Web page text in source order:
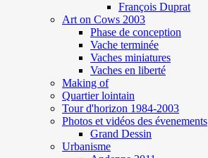
François Duprat
Art on Cows 2003
Phase de conception
Vache terminée
Vaches miniatures
Vaches en liberté
Making of
Quartier lointain
Tour d'horizon 1984-2003
Photos et vidéos des évenements
Grand Dessin
Urbanisme